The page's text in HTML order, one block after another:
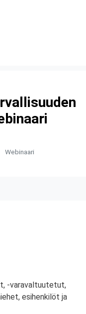
Webinaari
-varavaltuutetut,
esihenkilöt ja